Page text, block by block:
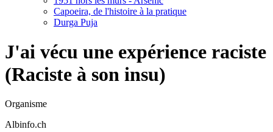
Capoeira, de l'histoire à la pratique
Durga Puja
J'ai vécu une expérience raciste
(Raciste à son insu)
Organisme
Albinfo.ch